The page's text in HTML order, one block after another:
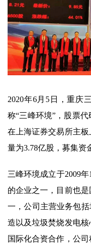
2020年6月5日，重庆
称“三峰环境”，股票
在上海证券交易所主
量为3.78亿股，募集资
三峰环境成立于2009
的企业之一，目前也
一，公司主营业务包
造以及垃圾焚烧发电
国际化合资合作，公